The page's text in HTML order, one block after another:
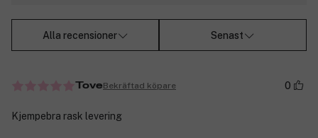
Alla recensioner Senast
ToveBekräftad köpare 0
Kjempebra rask levering